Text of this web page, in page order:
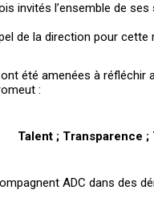
invités l’ensemble de
de la direction pour
été amenées à
:
Talent ; Transparence ;
ADC dans des